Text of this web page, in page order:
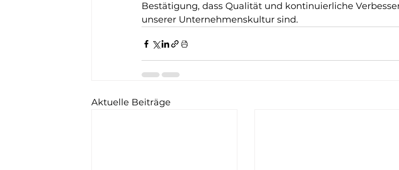
Bestätigung, dass Qualität und kontinuierliche
unserer Unternehmenskultur sind.
Aktuelle Beiträge